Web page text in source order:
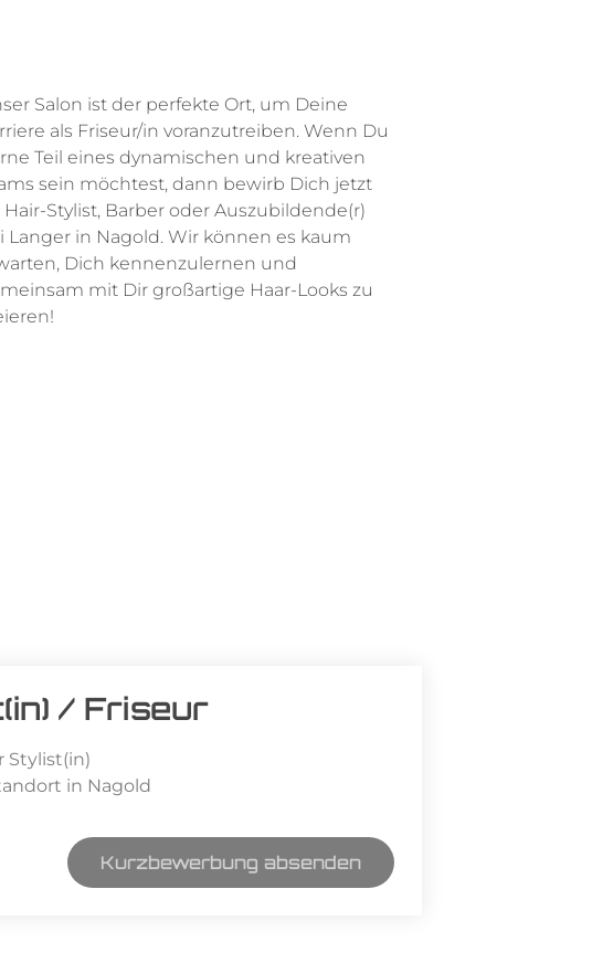
Salon ist der perfekte Ort, um Deine
als Friseur/in voranzutreiben. Wenn Du
Teil eines dynamischen und kreativen
sein möchtest, dann bewirb Dich jetzt
Hair-Stylist, Barber oder Auszubildende(r)
Langer in Nagold. Wir können es kaum
Dich kennenzulernen und
mit Dir großartige Haar-Looks zu
/ Friseur
Stylist(in)
in Nagold
Kurzbewerbung absenden